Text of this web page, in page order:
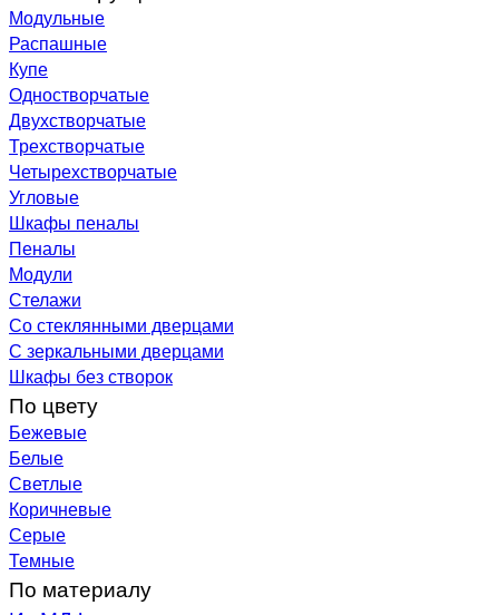
Модульные
Распашные
Купе
Одностворчатые
Двухстворчатые
Трехстворчатые
Четырехстворчатые
Угловые
Шкафы пеналы
Пеналы
Модули
Стелажи
Со стеклянными дверцами
С зеркальными дверцами
Шкафы без створок
По цвету
Бежевые
Белые
Светлые
Коричневые
Серые
Темные
По материалу